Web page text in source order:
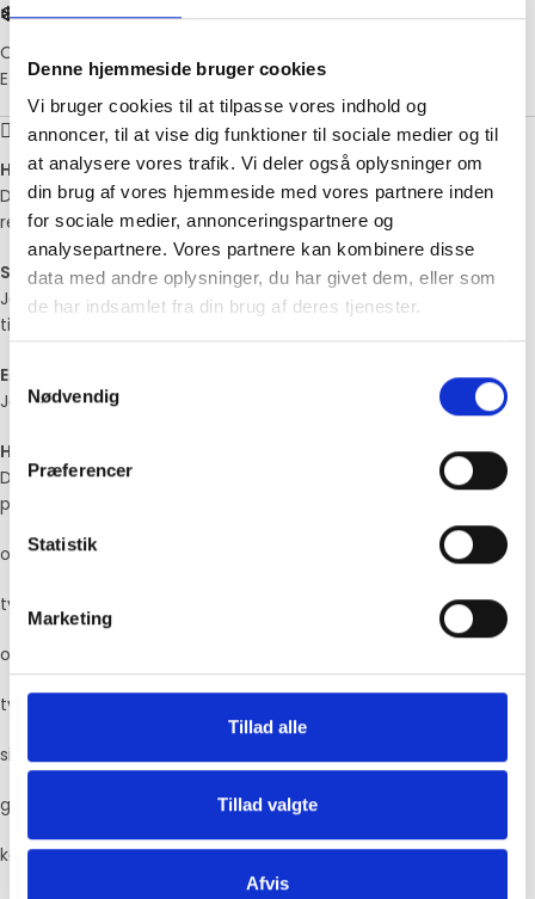
Denne hjemmeside bruger cookies
Vi bruger cookies til at tilpasse vores indhold og
annoncer, til at vise dig funktioner til sociale medier og til
at analysere vores trafik. Vi deler også oplysninger om
din brug af vores hjemmeside med vores partnere inden
for sociale medier, annonceringspartnere og
analysepartnere. Vores partnere kan kombinere disse
data med andre oplysninger, du har givet dem, eller som
de har indsamlet fra din brug af deres tjenester.
Nødvendig
Præferencer
Statistik
Marketing
Tillad alle
Tillad valgte
Afvis
❄️ Opbevaring:
Opbevares koldt (0–4 °C) eller i fryser ved -18 °C.
Efter åbning: bruges inden for 1–2 dage.
🙋‍♂️ Ofte stillede spørgsmål (FAQ):
Hvad er oksetykkam bedst til?
Det er perfekt til simremad, pulled beef og langtidsstegte
retter, hvor mørhed og dyb smag ønskes.
Skal tykkam langtidssteges?
Ja, det er en udskæring med bindevæv, som kræver lang
tilberedning for at blive mørt og saftigt.
Er det egnet til frysning?
Ja, tykkam kan nemt fryses og tages op efter behov.
Hvor kommer udskæringen fra?
Den sidder på forparten af koen – over bov og bryst – og er rig
på smag og struktur.
oksetykkam
tykkam af oksekød
oksekød til braisering
tykkam steg
simrekød okse
grovfibret oksekød
kød til pulled beef